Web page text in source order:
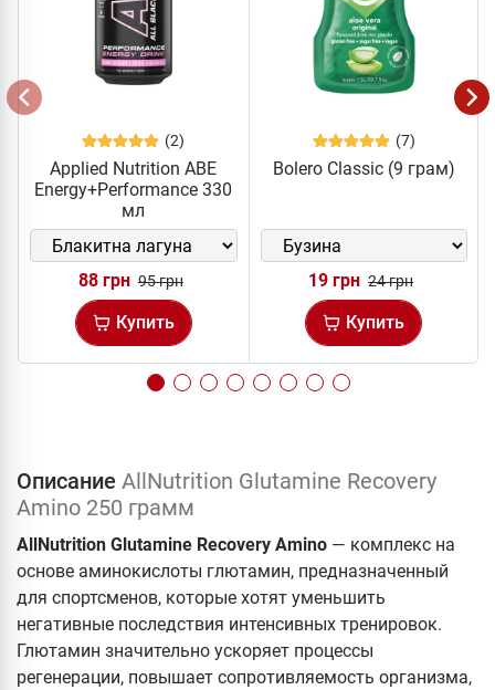
(2)
Applied Nutrition ABE
Energy+Performance 330
мл
88 грн 95 грн
Купить
(7)
Bolero Classic (9 грам)
19 грн 24 грн
Купить
Описание AllNutrition Glutamine Recovery
Amino 250 грамм
AllNutrition Glutamine Recovery Amino — комплекс на
основе аминокислоты глютамин, предназначенный
для спортсменов, которые хотят уменьшить
негативные последствия интенсивных тренировок.
Глютамин значительно ускоряет процессы
регенерации, повышает сопротивляемость организма,